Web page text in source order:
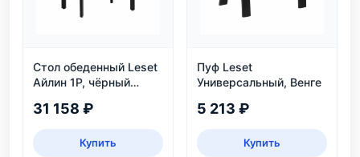
Стол обеденный Leset
Айлин 1Р, чёрный
31 158 ₽
Купить
Пуф Leset
Универсальный, Венге
5 213 ₽
Купить